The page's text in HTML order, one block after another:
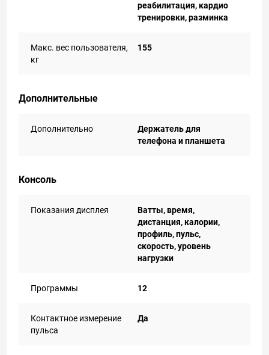
реабилитация, кардио
тренировки, разминка
Макс. вес пользователя,
кг
155
Дополнительные
Дополнительно
Держатель для
телефона и планшета
Консоль
Показания дисплея
Ватты, время,
дистанция, калории,
профиль, пульс,
скорость, уровень
нагрузки
Программы 12
Контактное измерение
пульса
Да